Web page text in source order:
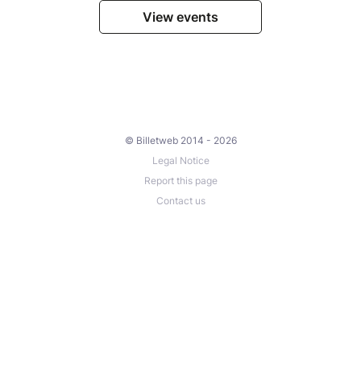
View events
© Billetweb 2014 - 2026
Legal Notice
Report this page
Contact us